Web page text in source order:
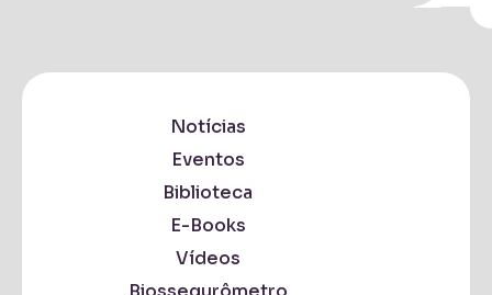
Notícias
Eventos
Biblioteca
E-Books
Vídeos